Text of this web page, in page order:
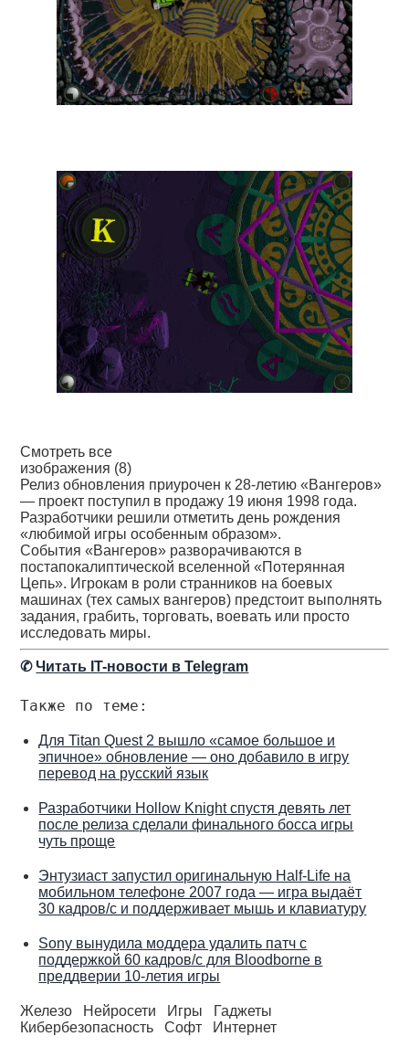
Смотреть все
изображения (8)
Релиз обновления приурочен к 28-летию «Вангеров»
— проект поступил в продажу 19 июня 1998 года.
Разработчики решили отметить день рождения
«любимой игры особенным образом».
События «Вангеров» разворачиваются в
постапокалиптической вселенной «Потерянная
Цепь». Игрокам в роли странников на боевых
машинах (тех самых вангеров) предстоит выполнять
задания, грабить, торговать, воевать или просто
исследовать миры.
✆Читать IT-новости в Telegram
Также по теме:
Для Titan Quest 2 вышло «самое большое и
эпичное» обновление — оно добавило в игру
перевод на русский язык
Разработчики Hollow Knight спустя девять лет
после релиза сделали финального босса игры
чуть проще
Энтузиаст запустил оригинальную Half-Life на
мобильном телефоне 2007 года — игра выдаёт
30 кадров/с и поддерживает мышь и клавиатуру
Sony вынудила моддера удалить патч с
поддержкой 60 кадров/с для Bloodborne в
преддверии 10-летия игры
Железо Нейросети Игры
Гаджеты
Кибербезопасность
Софт Интернет